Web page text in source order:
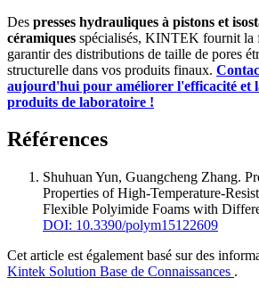
Des presses hydrauliques à pistons et
céramiques spécialisés, KINTEK fournit la
garantir des distributions de taille de pores
structurelle dans vos produits finaux.
aujourd'hui pour améliorer l'efficacité et
produits de laboratoire !
Références
Shuhuan Yun, Guangcheng Zhang.
Properties of High-Temperature-
Flexible Polyimide Foams with
DOI: 10.3390/polym15122609
Cet article est également basé sur des
Kintek Solution Base de Connaissances .